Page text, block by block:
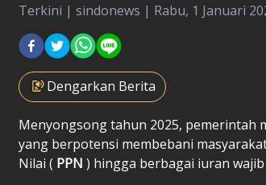
Terkini | sindonews | Rabu, 1 Januari
Dengarkan Berita
Menyongsong tahun 2025, pemerintah
yang berpotensi membebani
Nilai ( PPN ) hingga berbagai iuran wajib